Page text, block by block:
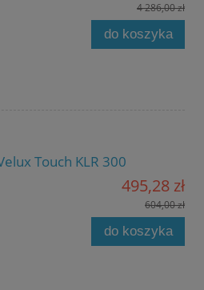
4 286,00 zł
do koszyka
Touch KLR 300
495,28 zł
604,00 zł
do koszyka